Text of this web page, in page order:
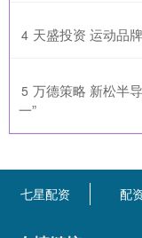
4 天盛投资 运动品
5 万德策略 新松半
一”
七星配资 配